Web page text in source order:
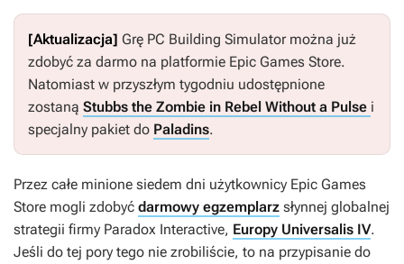
[Aktualizacja] Grę PC Building Simulator można już
zdobyć za darmo na platformie Epic Games Store.
Natomiast w przyszłym tygodniu udostępnione
zostaną Stubbs the Zombie in Rebel Without a Pulse i
specjalny pakiet do Paladins.
Przez całe minione siedem dni użytkownicy Epic Games
Store mogli zdobyć darmowy egzemplarz słynnej globalnej
strategii firmy Paradox Interactive, Europy Universalis IV.
Jeśli do tej pory tego nie zrobiliście, to na przypisanie do